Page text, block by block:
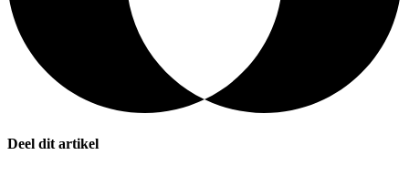
Deel dit artikel